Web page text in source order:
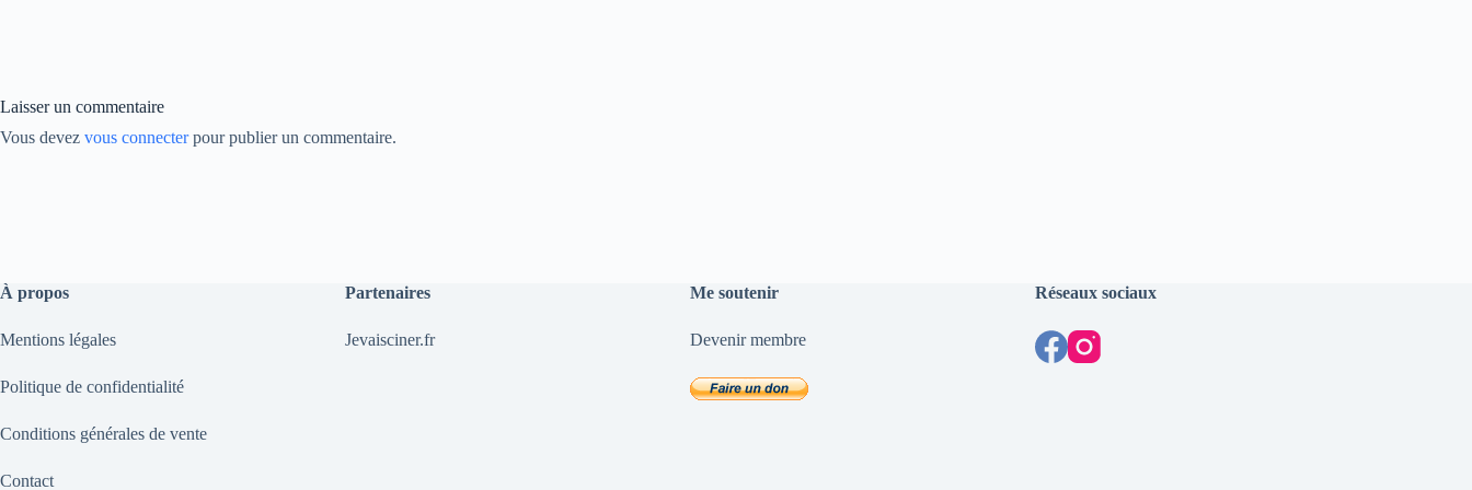
Laisser un commentaire
Vous devez vous connecterpour publier un commentaire.
À propos
Mentions légales
Politique de confidentialité
Conditions générales de vente
Contact
Partenaires
Jevaisciner.fr
Me soutenir
Devenir membre
Réseaux sociaux